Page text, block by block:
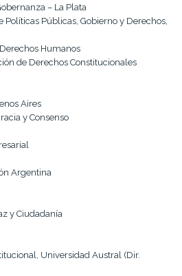
– La Plata
Políticas Públicas, Gobierno y Derechos,
Humanos
de Derechos Constitucionales
Aires
y Consenso
Argentina
y Ciudadanía
Universidad Austral (Dir.